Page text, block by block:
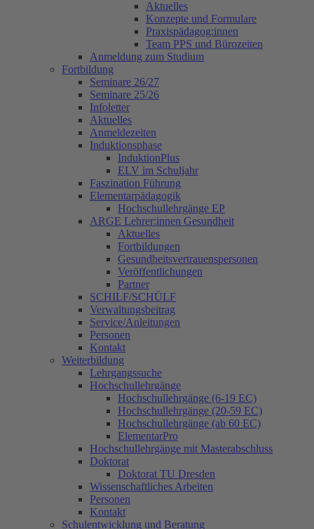
Aktuelles
Konzepte und Formulare
Praxispädagog:innen
Team PPS und Bürozeiten
Anmeldung zum Studium
Fortbildung
Seminare 26/27
Seminare 25/26
Infoletter
Aktuelles
Anmeldezeiten
Induktionsphase
InduktionPlus
ELV im Schuljahr
Faszination Führung
Elementarpädagogik
Hochschullehrgänge EP
ARGE Lehrer:innen Gesundheit
Aktuelles
Fortbildungen
Gesundheitsvertrauenspersonen
Veröffentlichungen
Partner
SCHILF/SCHÜLF
Verwaltungsbeitrag
Service/Anleitungen
Personen
Kontakt
Weiterbildung
Lehrgangssuche
Hochschullehrgänge
Hochschullehrgänge (6-19 EC)
Hochschullehrgänge (20-59 EC)
Hochschullehrgänge (ab 60 EC)
ElementarPro
Hochschullehrgänge mit Masterabschluss
Doktorat
Doktorat TU Dresden
Wissenschaftliches Arbeiten
Personen
Kontakt
Schulentwicklung und Beratung